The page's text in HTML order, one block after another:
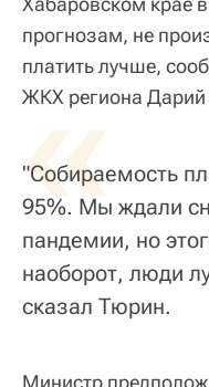
прогнозам, не
платить лучше,
ЖКХ региона
«
"Собираемость
95%. Мы ждали
пандемии, но
наоборот, люди
сказал Тюрин.
Министр